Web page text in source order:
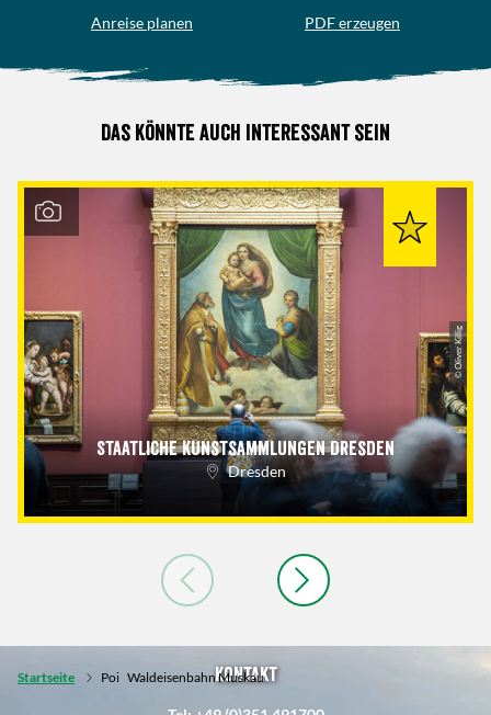
Anreise planen PDF erzeugen
Das könnte auch interessant sein
Staatliche Kunstsammlungen Dresden
Dresden
© Oliver Killig
Startseite Poi Waldeisenbahn Muskau
Kontakt